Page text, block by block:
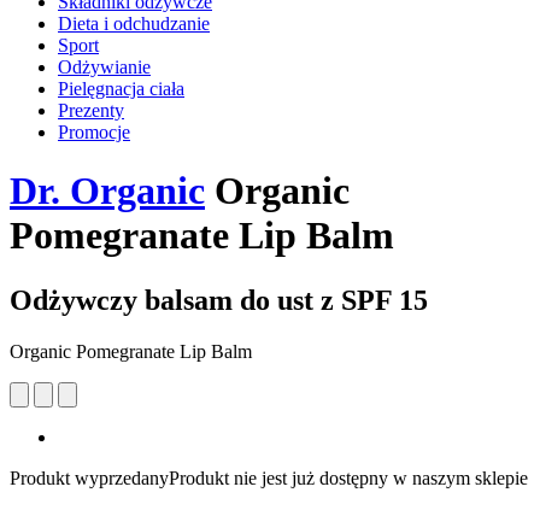
Dieta i odchudzanie
Sport
Odżywianie
Pielęgnacja ciała
Prezenty
Promocje
Dr. Organic Organic
Pomegranate Lip Balm
Odżywczy balsam do ust z SPF 15
Organic Pomegranate Lip Balm
Produkt wyprzedanyProdukt nie jest już dostępny w naszym sklepie